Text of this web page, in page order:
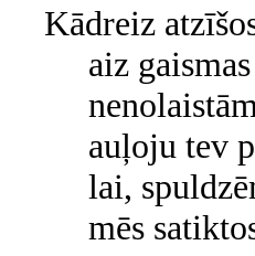
Kādreiz
aiz gaismas
auļoju tev
lai,
mēs